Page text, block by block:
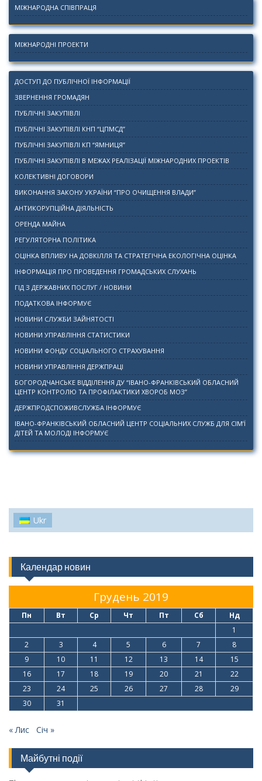
МІЖНАРОДНА СПІВПРАЦЯ
МІЖНАРОДНІ ПРОЕКТИ
ДОСТУП ДО ПУБЛІЧНОЇ ІНФОРМАЦІЇ
ЗВЕРНЕННЯ ГРОМАДЯН
ПУБЛІЧНІ ЗАКУПІВЛІ
ПУБЛІЧНІ ЗАКУПІВЛІ КНП “ЦПМСД”
ПУБЛІЧНІ ЗАКУПІВЛІ КП “ЯМНИЦЯ”
ПУБЛІЧНІ ЗАКУПІВЛІ В МЕЖАХ РЕАЛІЗАЦІЇ МІЖНАРОДНИХ ПРОЕКТІВ
КОЛЕКТИВНІ ДОГОВОРИ
ВИКОНАННЯ ЗАКОНУ УКРАЇНИ “ПРО ОЧИЩЕННЯ ВЛАДИ”
АНТИКОРУПЦІЙНА ДІЯЛЬНІСТЬ
ОРЕНДА МАЙНА
РЕГУЛЯТОРНА ПОЛІТИКА
ОЦІНКА ВПЛИВУ НА ДОВКІЛЛЯ ТА СТРАТЕГІЧНА ЕКОЛОГІЧНА ОЦІНКА
ІНФОРМАЦІЯ ПРО ПРОВЕДЕННЯ ГРОМАДСЬКИХ СЛУХАНЬ
ГІД З ДЕРЖАВНИХ ПОСЛУГ / НОВИНИ
ПОДАТКОВА ІНФОРМУЄ
НОВИНИ СЛУЖБИ ЗАЙНЯТОСТІ
НОВИНИ УПРАВЛІННЯ СТАТИСТИКИ
НОВИНИ ФОНДУ СОЦІАЛЬНОГО СТРАХУВАННЯ
НОВИНИ УПРАВЛІННЯ ДЕРЖПРАЦІ
БОГОРОДЧАНСЬКЕ ВІДДІЛЕННЯ ДУ “ІВАНО-ФРАНКІВСЬКИЙ ОБЛАСНИЙ
ЦЕНТР КОНТРОЛЮ ТА ПРОФІЛАКТИКИ ХВОРОБ МОЗ”
ДЕРЖПРОДСПОЖИВСЛУЖБА ІНФОРМУЄ
ІВАНО-ФРАНКІВСЬКИЙ ОБЛАСНИЙ ЦЕНТР СОЦІАЛЬНИХ СЛУЖБ ДЛЯ СІМ’Ї
ДІТЕЙ ТА МОЛОДІ ІНФОРМУЄ
Ukr
Календар новин
Грудень 2019
Пн Вт Ср Чт Пт Сб
Нд
1
2
3 4 5 6 7
8
9
10 11 12 13 14
15
16
17 18 19 20 21
22
23
24 25 26 27 28
29
30
31
« Лис Січ »
Майбутні події